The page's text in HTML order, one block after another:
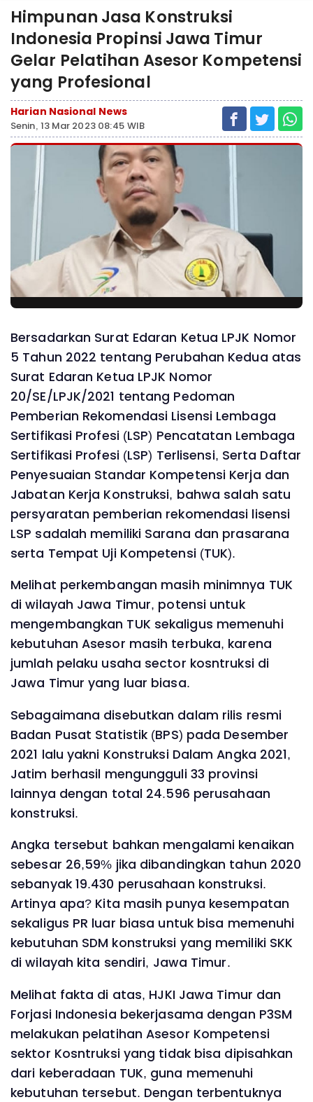
Himpunan Jasa Konstruksi
Indonesia Propinsi Jawa Timur
Gelar Pelatihan Asesor Kompetensi
yang Profesional
Harian Nasional News
Senin, 13 Mar 2023 08:45 WIB
Bersadarkan Surat Edaran Ketua LPJK Nomor
5 Tahun 2022 tentang Perubahan Kedua atas
Surat Edaran Ketua LPJK Nomor
20/SE/LPJK/2021 tentang Pedoman
Pemberian Rekomendasi Lisensi Lembaga
Sertifikasi Profesi (LSP) Pencatatan Lembaga
Sertifikasi Profesi (LSP) Terlisensi, Serta Daftar
Penyesuaian Standar Kompetensi Kerja dan
Jabatan Kerja Konstruksi, bahwa salah satu
persyaratan pemberian rekomendasi lisensi
LSP sadalah memiliki Sarana dan prasarana
serta Tempat Uji Kompetensi (TUK).
Melihat perkembangan masih minimnya TUK
di wilayah Jawa Timur, potensi untuk
mengembangkan TUK sekaligus memenuhi
kebutuhan Asesor masih terbuka, karena
jumlah pelaku usaha sector kosntruksi di
Jawa Timur yang luar biasa.
Sebagaimana disebutkan dalam rilis resmi
Badan Pusat Statistik (BPS) pada Desember
2021 lalu yakni Konstruksi Dalam Angka 2021,
Jatim berhasil mengungguli 33 provinsi
lainnya dengan total 24.596 perusahaan
konstruksi.
Angka tersebut bahkan mengalami kenaikan
sebesar 26,59% jika dibandingkan tahun 2020
sebanyak 19.430 perusahaan konstruksi.
Artinya apa? Kita masih punya kesempatan
sekaligus PR luar biasa untuk bisa memenuhi
kebutuhan SDM konstruksi yang memiliki SKK
di wilayah kita sendiri, Jawa Timur.
Melihat fakta di atas, HJKI Jawa Timur dan
Forjasi Indonesia bekerjasama dengan P3SM
melakukan pelatihan Asesor Kompetensi
sektor Kosntruksi yang tidak bisa dipisahkan
dari keberadaan TUK, guna memenuhi
kebutuhan tersebut. Dengan terbentuknya